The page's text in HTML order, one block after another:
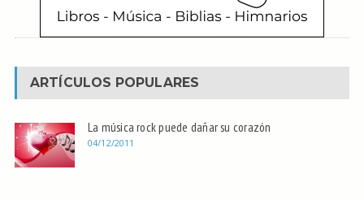
ARTÍCULOS POPULARES
La música rock puede dañar su corazón
04/12/2011